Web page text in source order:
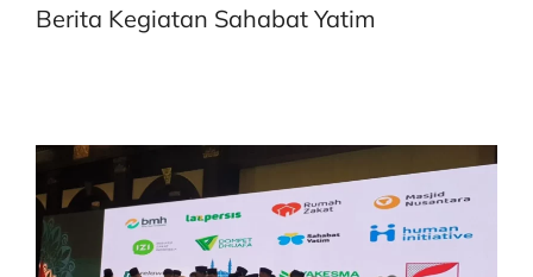
Berita Kegiatan Sahabat Yatim